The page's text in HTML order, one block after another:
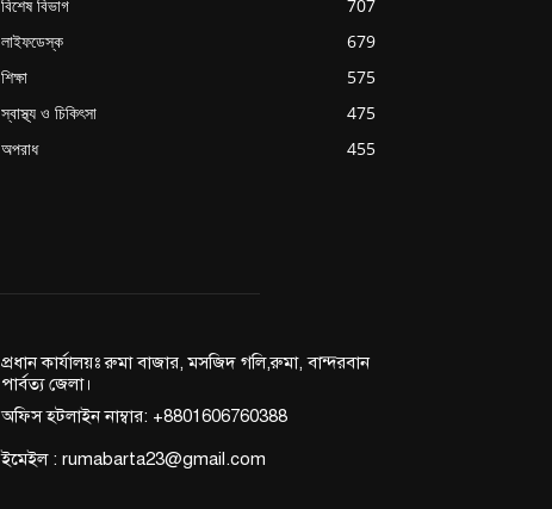
বিশেষ বিভাগ
707
লাইফডেস্ক
679
শিক্ষা
575
স্বাস্থ্য ও চিকিৎসা
475
অপরাধ
455
প্রধান কার্যালয়ঃ রুমা বাজার, মসজিদ গলি,রুমা, বান্দরবান
পার্বত্য জেলা।
অফিস হটলাইন নাম্বার: +8801606760388
ইমেইল : rumabarta23@gmail.com